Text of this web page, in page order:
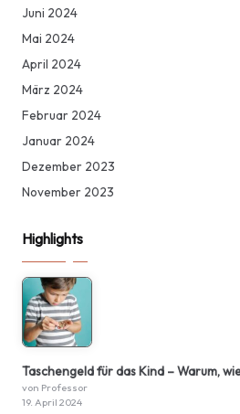
Juni 2024
Mai 2024
April 2024
März 2024
Februar 2024
Januar 2024
Dezember 2023
November 2023
Highlights
Taschengeld für das Kind – Warum,
von Professor
19. April 2024